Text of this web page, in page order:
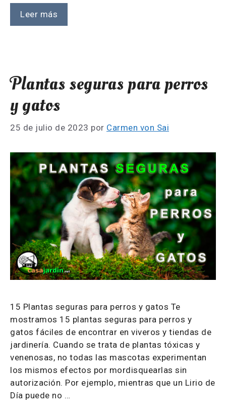
Leer más
Plantas seguras para perros
y gatos
25 de julio de 2023 por Carmen von Sai
15 Plantas seguras para perros y gatos Te
mostramos 15 plantas seguras para perros y
gatos fáciles de encontrar en viveros y tiendas de
jardinería. Cuando se trata de plantas tóxicas y
venenosas, no todas las mascotas experimentan
los mismos efectos por mordisquearlas sin
autorización. Por ejemplo, mientras que un Lirio de
Día puede no …